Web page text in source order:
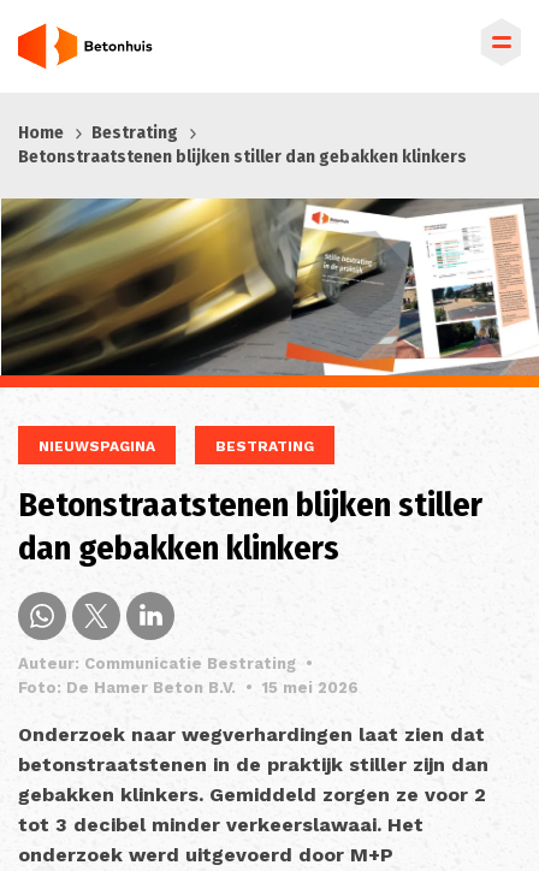
en
naar
de
inhoud
gaan
Home
Bestrating
Betonstraatstenen blijken stiller dan gebakken klinkers
NIEUWSPAGINA BESTRATING
Betonstraatstenen blijken stiller
dan gebakken klinkers
Auteur: Communicatie Bestrating •
Foto: De Hamer Beton B.V.
• 15 mei 2026
Onderzoek naar wegverhardingen laat zien dat
betonstraatstenen in de praktijk stiller zijn dan
gebakken klinkers. Gemiddeld zorgen ze voor 2
tot 3 decibel minder verkeerslawaai. Het
onderzoek werd uitgevoerd door M+P